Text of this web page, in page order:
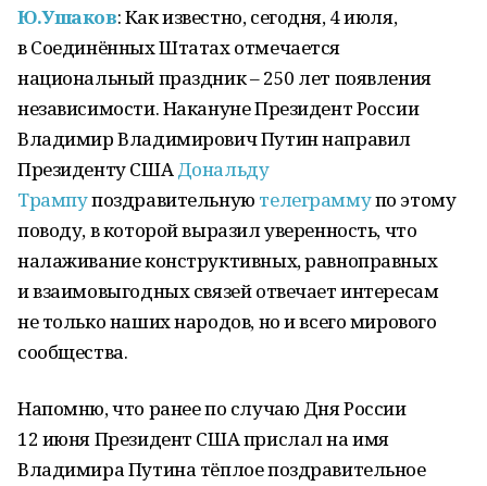
Ю.Ушаков: Как известно, сегодня, 4 июля,
в Соединённых Штатах отмечается
национальный праздник – 250 лет появления
независимости. Накануне Президент России
Владимир Владимирович Путин направил
Президенту СШАДональду
Трампупоздравительную телеграммупо этому
поводу, в которой выразил уверенность, что
налаживание конструктивных, равноправных
и взаимовыгодных связей отвечает интересам
не только наших народов, но и всего мирового
сообщества.
Напомню, что ранее по случаю Дня России
12 июня Президент США прислал на имя
Владимира Путина тёплое поздравительное